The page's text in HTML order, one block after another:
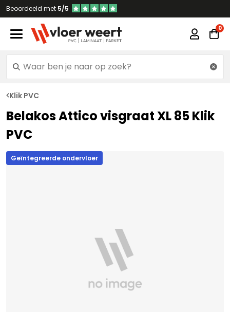
Beoordeeld met 5/5
Klik PVC
Belakos Attico visgraat XL 85 Klik
PVC
Geïntegreerde ondervloer